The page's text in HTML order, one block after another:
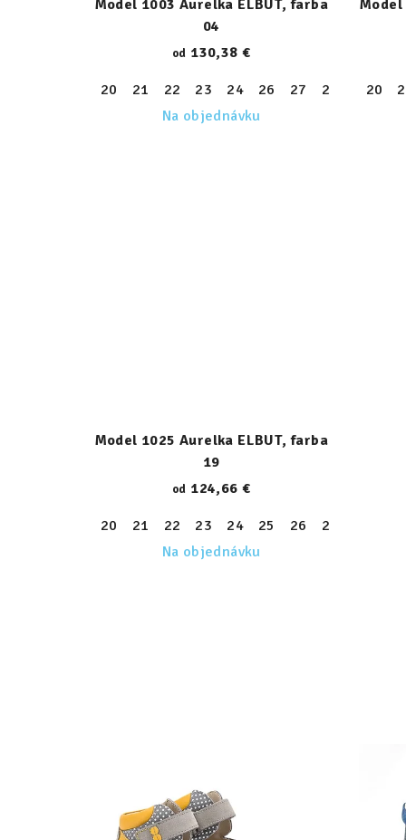
Model 1003 Aurelka ELBUT, farba
04
od 130,38 €
20 21 22 23 24 26 27 28 29
30
Na objednávku
Model
20
Model 1025 Aurelka ELBUT, farba
19
od 124,66 €
20 21 22 23 24 25 26 27
Na objednávku